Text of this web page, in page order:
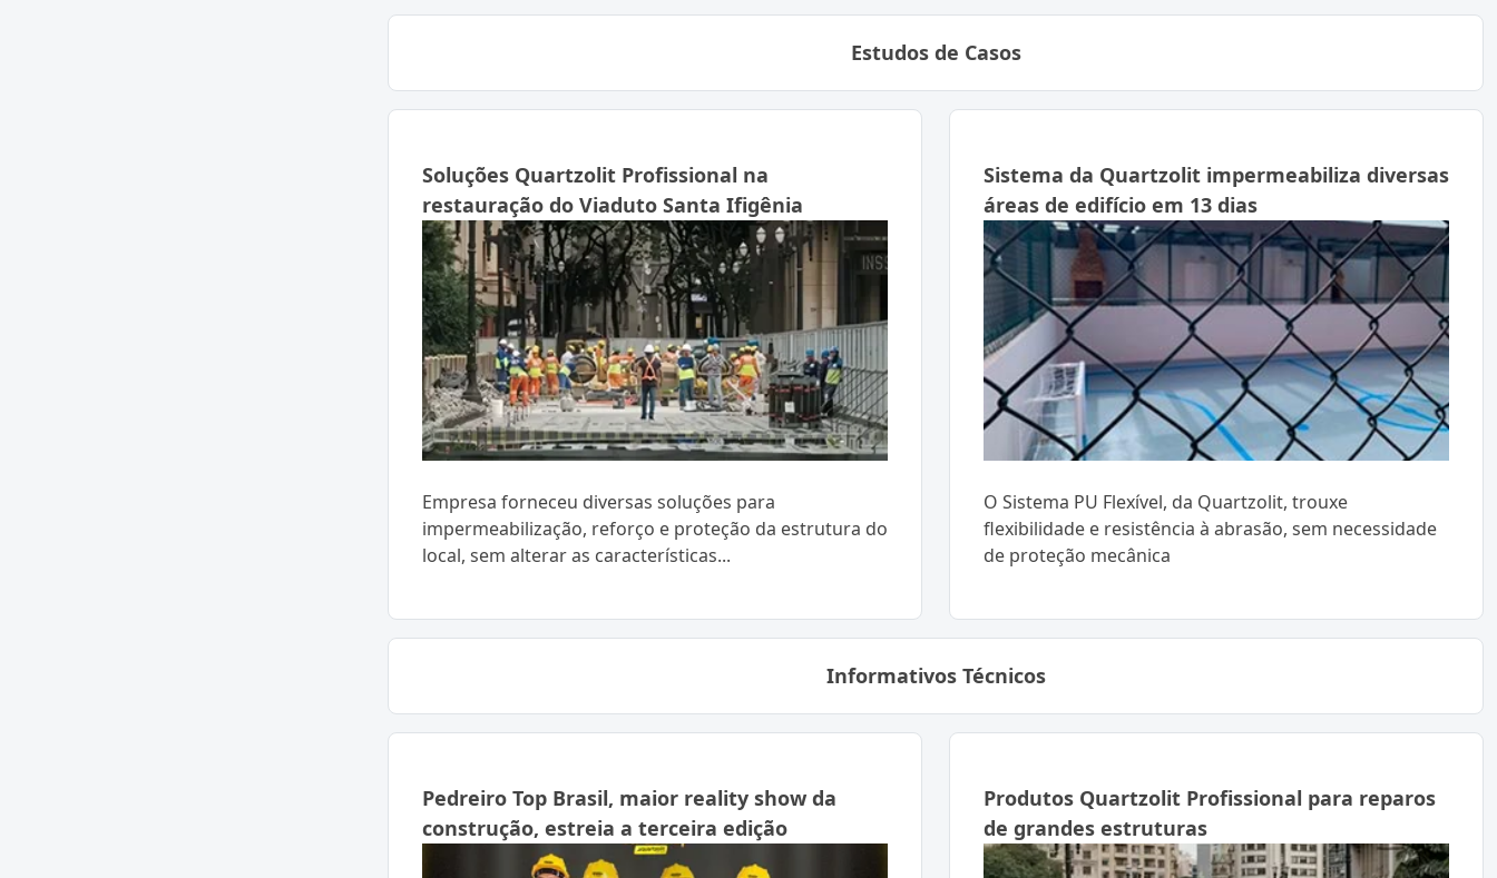
Estudos de Casos
Soluções Quartzolit Profissional na
restauração do Viaduto Santa Ifigênia
Empresa forneceu diversas soluções para
impermeabilização, reforço e proteção da estrutura do
local, sem alterar as características...
Sistema da Quartzolit impermeabiliza diversas
áreas de edifício em 13 dias
O Sistema PU Flexível, da Quartzolit, trouxe
flexibilidade e resistência à abrasão, sem necessidade
de proteção mecânica
Informativos Técnicos
Pedreiro Top Brasil, maior reality show da
construção, estreia a terceira edição
Produtos Quartzolit Profissional para reparos
de grandes estruturas